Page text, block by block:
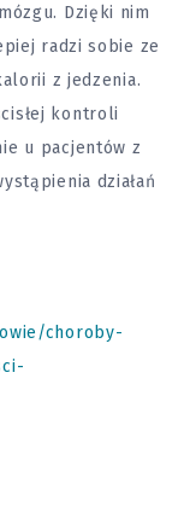
Dzięki nim
radzi sobie ze
z jedzenia.
kontroli
u pacjentów z
działań
choroby-